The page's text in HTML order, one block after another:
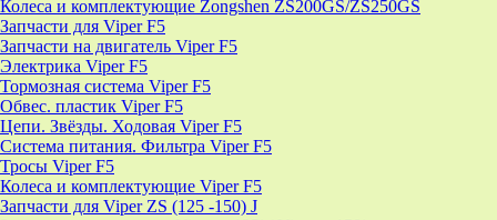
Колеса и комплектующие Zongshen ZS200GS/ZS250GS
Запчасти для Viper F5
Запчасти на двигатель Viper F5
Электрика Viper F5
Тормозная система Viper F5
Обвес. пластик Viper F5
Цепи. Звёзды. Ходовая Viper F5
Система питания. Фильтра Viper F5
Тросы Viper F5
Колеса и комплектующие Viper F5
Запчасти для Viper ZS (125 -150) J